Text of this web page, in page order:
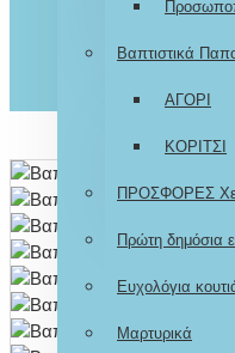
Βαπτιστικά
ΑΓΟΡΙ
ΚΟΡΙΤΣΙ
ΠΡΟΣΦΟΡΕΣ
Πρώτη δημόσια
Ευχολόγια
Μαρτυρικά